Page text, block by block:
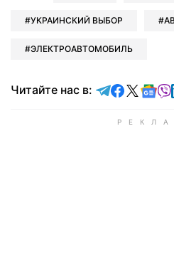
УКРАИНСКИЙ ВЫБОР
ЭЛЕКТРОАВТОМОБИЛЬ
Читайте нас в: Читайте в
Читайте